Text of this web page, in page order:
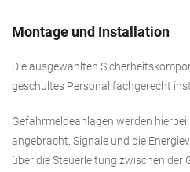
Montage und Installation
Die ausgewählten
geschultes Personal fachgerecht
Gefahrmeldeanlagen werden
angebracht. Signale und die
über die Steuerleitung zwischen der